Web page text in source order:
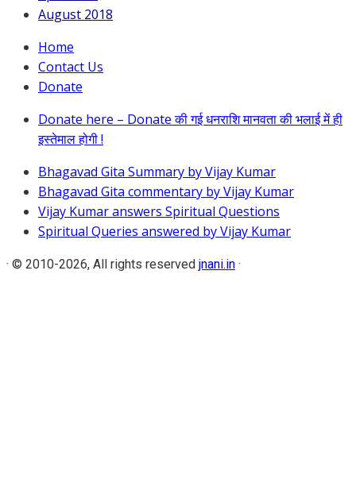
August 2018
Home
Contact Us
Donate
Donate here – Donate की गई धनराशि मानवता की भलाई में ही
इस्तेमाल होगी !
Bhagavad Gita Summary by Vijay Kumar
Bhagavad Gita commentary by Vijay Kumar
Vijay Kumar answers Spiritual Questions
Spiritual Queries answered by Vijay Kumar
· © 2010-2026, All rights reserved jnani.in ·